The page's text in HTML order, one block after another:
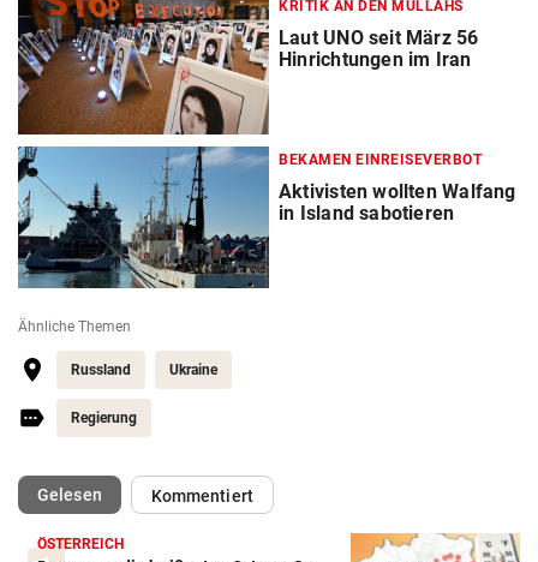
KRITIK AN DEN MULLAHS
Laut UNO seit März 56
Hinrichtungen im Iran
BEKAMEN EINREISEVERBOT
Aktivisten wollten Walfang
in Island sabotieren
Ähnliche Themen
Russland Ukraine
Regierung
Gelesen(ausgewählt)Kommentiert
ÖSTERREICH